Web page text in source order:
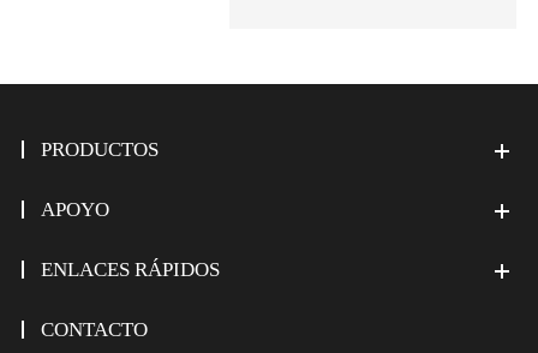
PRODUCTOS
APOYO
ENLACES RÁPIDOS
CONTACTO